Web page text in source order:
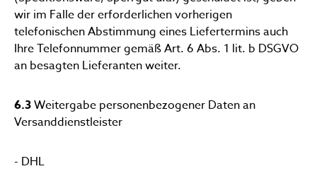
wir im Falle der erforderlichen vorherigen
telefonischen Abstimmung eines Liefertermins auch
Ihre Telefonnummer gemäß Art. 6 Abs. 1 lit. b DSGVO
an besagten Lieferanten weiter.
6.3Weitergabe personenbezogener Daten an
Versanddienstleister
- DHL